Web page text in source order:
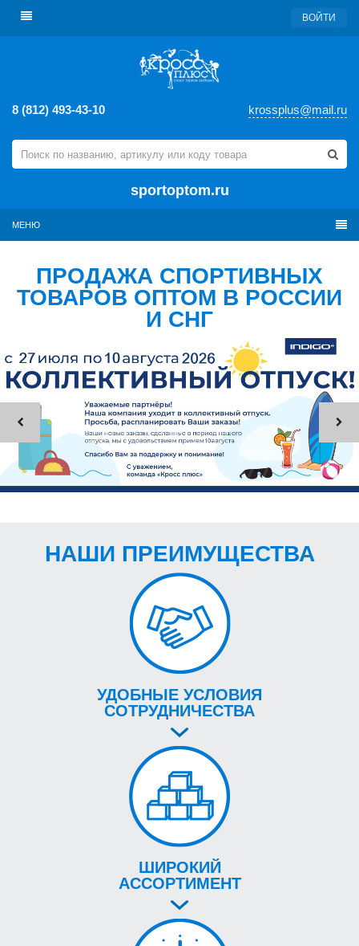
ВОЙТИ
8 (812) 493-43-10 krossplus@mail.ru
sportoptom.ru
МЕНЮ
ПРОДАЖА СПОРТИВНЫХ
ТОВАРОВ ОПТОМ В РОССИИ
И СНГ
НАШИ ПРЕИМУЩЕСТВА
УДОБНЫЕ УСЛОВИЯ
СОТРУДНИЧЕСТВА
ШИРОКИЙ
АССОРТИМЕНТ